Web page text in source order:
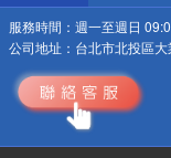
服務時間： 週一至週日
公司地址： 台北市北投區